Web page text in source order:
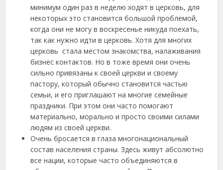
минимум один раз в неделю ходят в церковь, для
некоторых это становится большой проблемой,
когда они не могу в воскресенье никуда поехать,
так как нужно идти в церковь. Хотя для многих
церковь стала местом знакомства, налаживания
бизнес контактов. Но в тоже время они очень
сильно привязаны к своей церкви и своему
пастору, который обычно становится частью
семьи, и его приглашают на многие семейные
праздники. При этом они часто помогают
материально, морально и просто своими силами
людям из своей церкви.
Очень бросается в глаза многонациональный
состав населения страны. Здесь живут абсолютно
все нации, которые часто объединяются в